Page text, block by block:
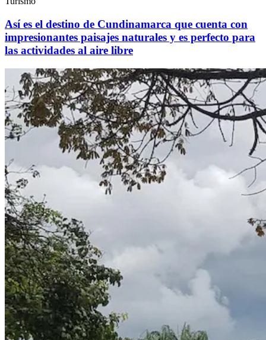
Así es el destino de Cundinamarca que cuenta con
impresionantes paisajes naturales y es perfecto para
las actividades al aire libre